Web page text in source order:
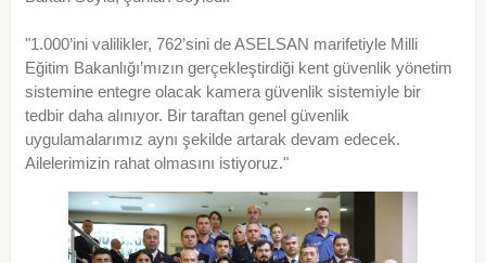
"1.000’ini valilikler, 762’sini de ASELSAN marifetiyle Milli
Eğitim Bakanlığı’mızın gerçekleştirdiği kent güvenlik yönetim
sistemine entegre olacak kamera güvenlik sistemiyle bir
tedbir daha alınıyor. Bir taraftan genel güvenlik
uygulamalarımız aynı şekilde artarak devam edecek.
Ailelerimizin rahat olmasını istiyoruz."